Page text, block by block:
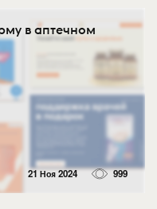
в аптечном
21 Ноя 2024 999